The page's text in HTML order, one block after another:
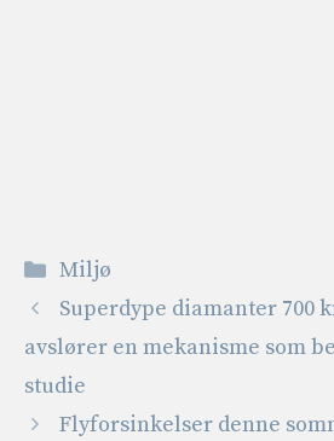
Kategorier
Miljø
Superdype diamanter 700
avslører en mekanisme som
studie
Flyforsinkelser denne